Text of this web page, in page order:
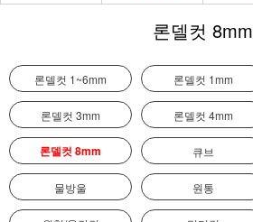
론델컷 8mm
론델컷 1~6mm 론델컷 1mm
론델컷 3mm 론델컷 4mm
론델컷 8mm 큐브
물방울 원통